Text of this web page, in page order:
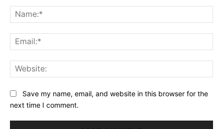
Save my name, email, and website in this browser for the
next time I comment.